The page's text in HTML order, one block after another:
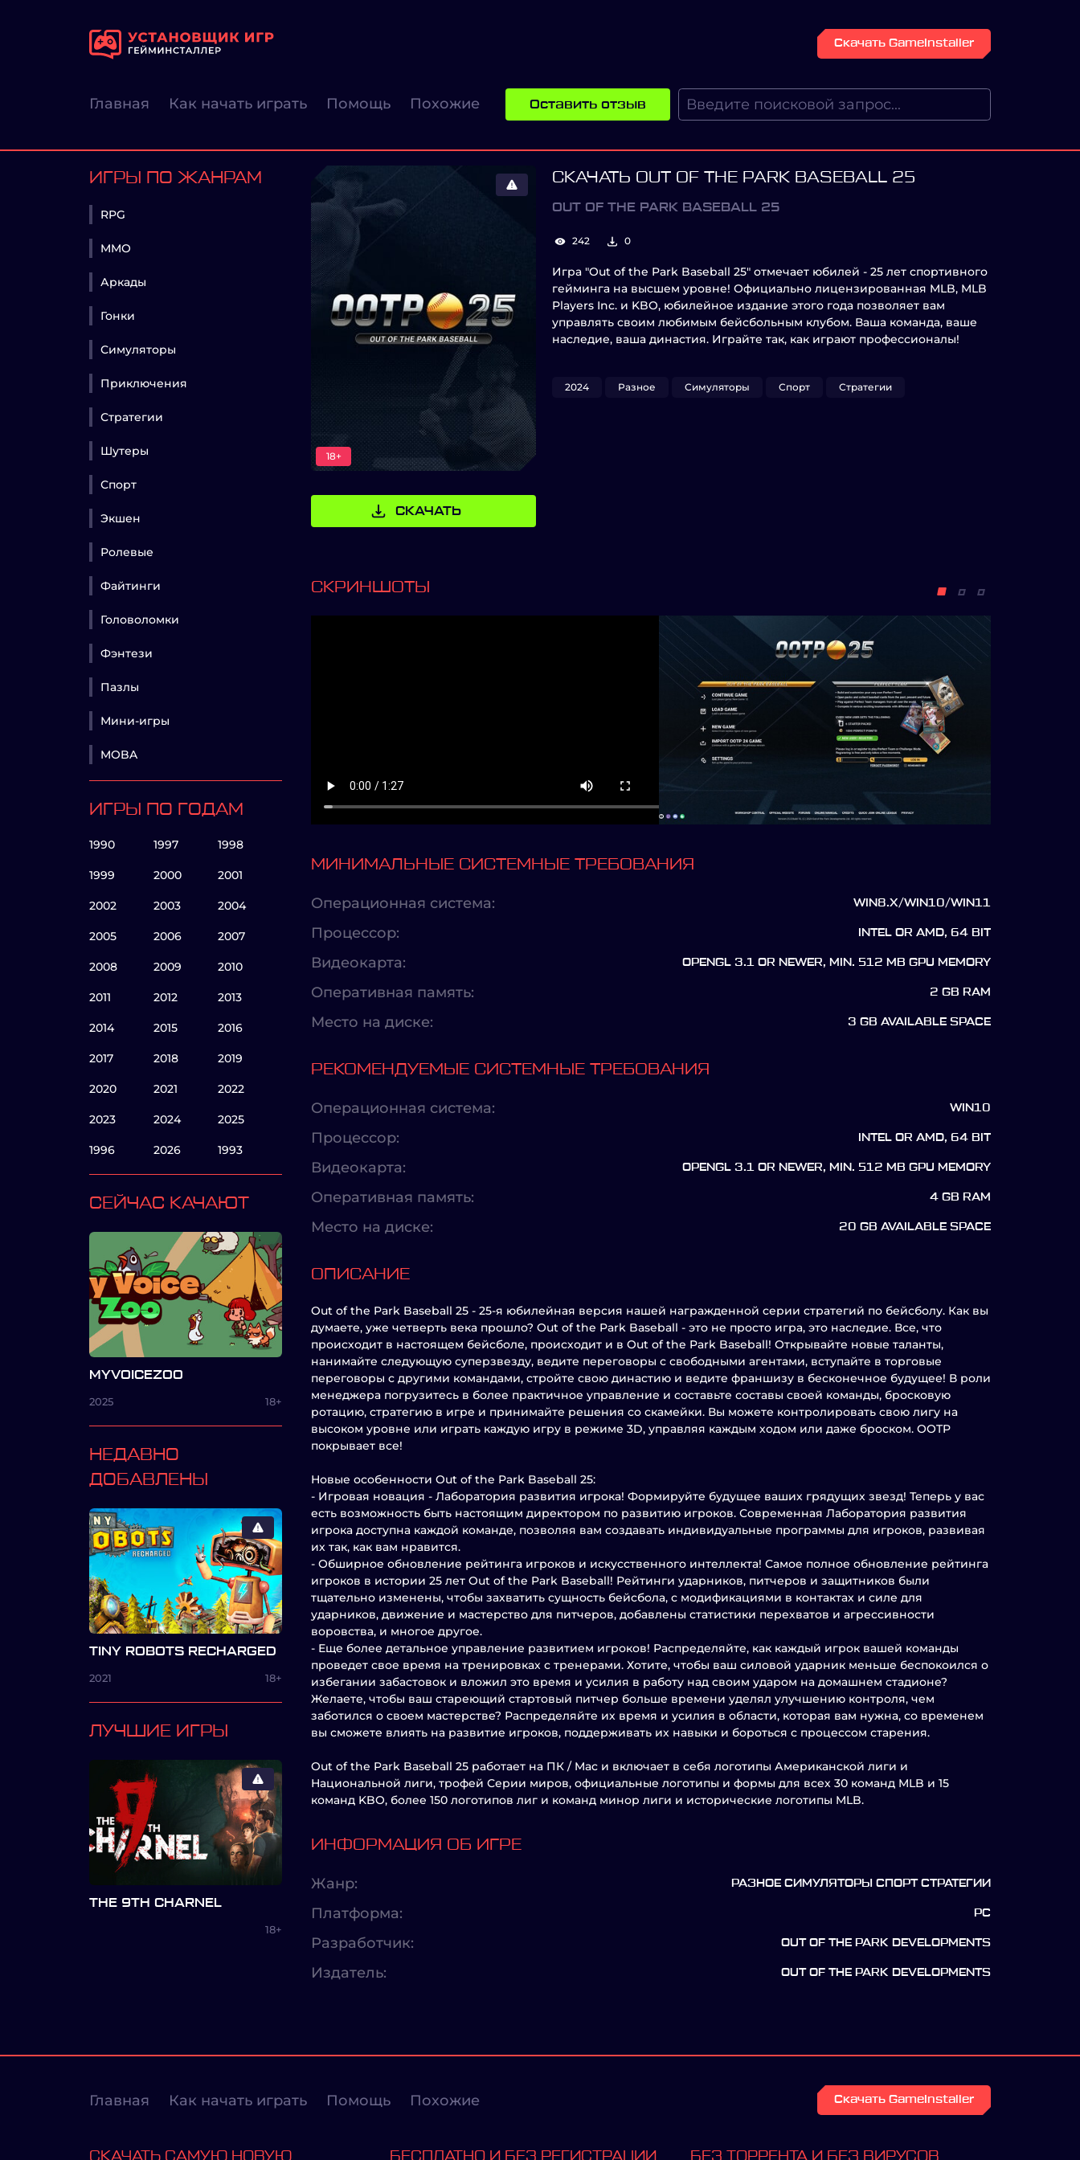
Скачать GameInstaller
Главная Как начать играть Помощь Похожие Оставить отзыв
ИГРЫ ПО ЖАНРАМ
RPG
MMO
Аркады
Гонки
Симуляторы
Приключения
Стратегии
Шутеры
Спорт
Экшен
Ролевые
Файтинги
Головоломки
Фэнтези
Пазлы
Мини-игры
MOBA
ИГРЫ ПО ГОДАМ
1990 1997 1998
1999 2000 2001
2002 2003 2004
2005 2006 2007
2008 2009 2010
2011 2012 2013
2014 2015 2016
2017 2018 2019
2020 2021 2022
2023 2024 2025
1996 2026 1993
СЕЙЧАС КАЧАЮТ
MYVOICEZOO
2025 18+
НЕДАВНО
ДОБАВЛЕНЫ
TINY ROBOTS RECHARGED
2021 18+
ЛУЧШИЕ ИГРЫ
THE 9TH CHARNEL
18+
18+
СКАЧАТЬ
СКАЧАТЬ OUT OF THE PARK BASEBALL 25
OUT OF THE PARK BASEBALL 25
242 0
Игра "Out of the Park Baseball 25" отмечает юбилей - 25 лет спортивного
гейминга на высшем уровне! Официально лицензированная MLB, MLB
Players Inc. и KBO, юбилейное издание этого года позволяет вам
управлять своим любимым бейсбольным клубом. Ваша команда, ваше
наследие, ваша династия. Играйте так, как играют профессионалы!
2024 Разное Симуляторы Спорт Стратегии
СКРИНШОТЫ
МИНИМАЛЬНЫЕ СИСТЕМНЫЕ ТРЕБОВАНИЯ
Операционная система: WIN8.X/WIN10/WIN11
Процессор: INTEL OR AMD, 64 BIT
Видеокарта: OPENGL 3.1 OR NEWER, MIN. 512 MB GPU MEMORY
Оперативная память: 2 GB RAM
Место на диске: 3 GB AVAILABLE SPACE
РЕКОМЕНДУЕМЫЕ СИСТЕМНЫЕ ТРЕБОВАНИЯ
Операционная система: WIN10
Процессор: INTEL OR AMD, 64 BIT
Видеокарта: OPENGL 3.1 OR NEWER, MIN. 512 MB GPU MEMORY
Оперативная память: 4 GB RAM
Место на диске: 20 GB AVAILABLE SPACE
ОПИСАНИЕ
Out of the Park Baseball 25 - 25-я юбилейная версия нашей награжденной серии стратегий по бейсболу. Как вы
думаете, уже четверть века прошло? Out of the Park Baseball - это не просто игра, это наследие. Все, что
происходит в настоящем бейсболе, происходит и в Out of the Park Baseball! Открывайте новые таланты,
нанимайте следующую суперзвезду, ведите переговоры с свободными агентами, вступайте в торговые
переговоры с другими командами, стройте свою династию и ведите франшизу в бесконечное будущее! В роли
менеджера погрузитесь в более практичное управление и составьте составы своей команды, бросковую
ротацию, стратегию в игре и принимайте решения со скамейки. Вы можете контролировать свою лигу на
высоком уровне или играть каждую игру в режиме 3D, управляя каждым ходом или даже броском. OOTP
покрывает все!
Новые особенности Out of the Park Baseball 25:
- Игровая новация - Лаборатория развития игрока! Формируйте будущее ваших грядущих звезд! Теперь у вас
есть возможность быть настоящим директором по развитию игроков. Современная Лаборатория развития
игрока доступна каждой команде, позволяя вам создавать индивидуальные программы для игроков, развивая
их так, как вам нравится.
- Обширное обновление рейтинга игроков и искусственного интеллекта! Самое полное обновление рейтинга
игроков в истории 25 лет Out of the Park Baseball! Рейтинги ударников, питчеров и защитников были
тщательно изменены, чтобы захватить сущность бейсбола, с модификациями в контактах и силе для
ударников, движение и мастерство для питчеров, добавлены статистики перехватов и агрессивности
воровства, и многое другое.
- Еще более детальное управление развитием игроков! Распределяйте, как каждый игрок вашей команды
проведет свое время на тренировках с тренерами. Хотите, чтобы ваш силовой ударник меньше беспокоился о
избегании забастовок и вложил это время и усилия в работу над своим ударом на домашнем стадионе?
Желаете, чтобы ваш стареющий стартовый питчер больше времени уделял улучшению контроля, чем
заботился о своем мастерстве? Распределяйте их время и усилия в области, которая вам нужна, со временем
вы сможете влиять на развитие игроков, поддерживать их навыки и бороться с процессом старения.
Out of the Park Baseball 25 работает на ПК / Mac и включает в себя логотипы Американской лиги и
Национальной лиги, трофей Серии миров, официальные логотипы и формы для всех 30 команд MLB и 15
команд KBO, более 150 логотипов лиг и команд минор лиги и исторические логотипы MLB.
ИНФОРМАЦИЯ ОБ ИГРЕ
Жанр: РАЗНОЕ СИМУЛЯТОРЫ СПОРТ СТРАТЕГИИ
Платформа: PC
Разработчик: OUT OF THE PARK DEVELOPMENTS
Издатель: OUT OF THE PARK DEVELOPMENTS
Главная Как начать играть Помощь Похожие Скачать GameInstaller
СКАЧАТЬ САМУЮ НОВУЮ БЕСПЛАТНО И БЕЗ РЕГИСТРАЦИИ БЕЗ ТОРРЕНТА И БЕЗ ВИРУСОВ